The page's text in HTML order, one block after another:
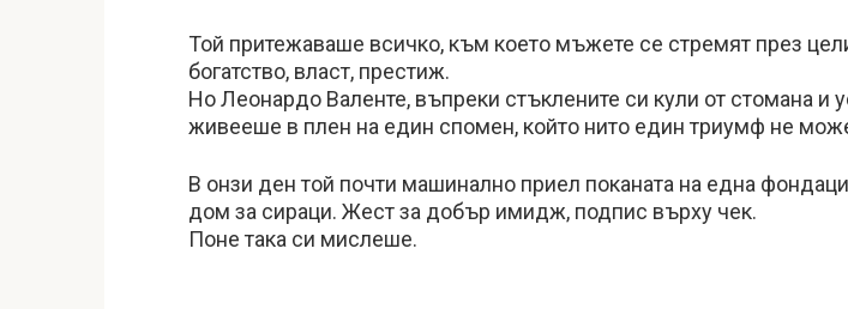
Той притежаваше всичко, към което мъжете се стремят през
богатство, власт, престиж.
Но Леонардо Валенте, въпреки стъклените си кули от стомана и
живееше в плен на един спомен, който нито един триумф не
В онзи ден той почти машинално приел поканата на една
дом за сираци. Жест за добър имидж, подпис върху чек.
Поне така си мислеше.